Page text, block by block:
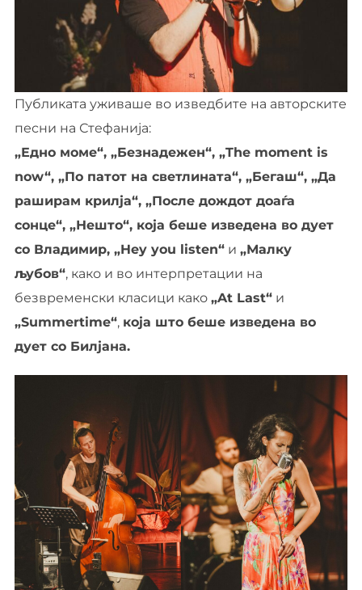
Публиката уживаше во изведбите на авторските
песни на Стефанија:
„Едно моме“, „Безнадежен“, „The moment is
now“, „По патот на светлината“, „Бегаш“, „Да
раширам крилја“, „После дождот доаѓа
сонце“, „Нешто“, која беше изведена во дует
со Владимир, „Hey you listen“и „Малку
љубов“, како и во интерпретации на
безвременски класици како „At Last“и
„Summertime“, која што беше изведена во
дует со Билјана.